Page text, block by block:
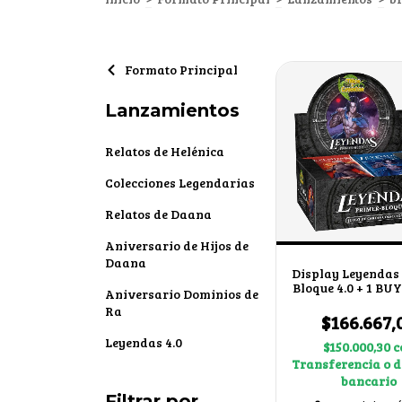
Formato Principal
Lanzamientos
Relatos de Helénica
Colecciones Legendarias
Relatos de Daana
Aniversario de Hijos de
Daana
Aniversario Dominios de
Ra
Leyendas 4.0
Display
Bloque 4.0 + 1
$150.000,30
Transferencia o
bancario